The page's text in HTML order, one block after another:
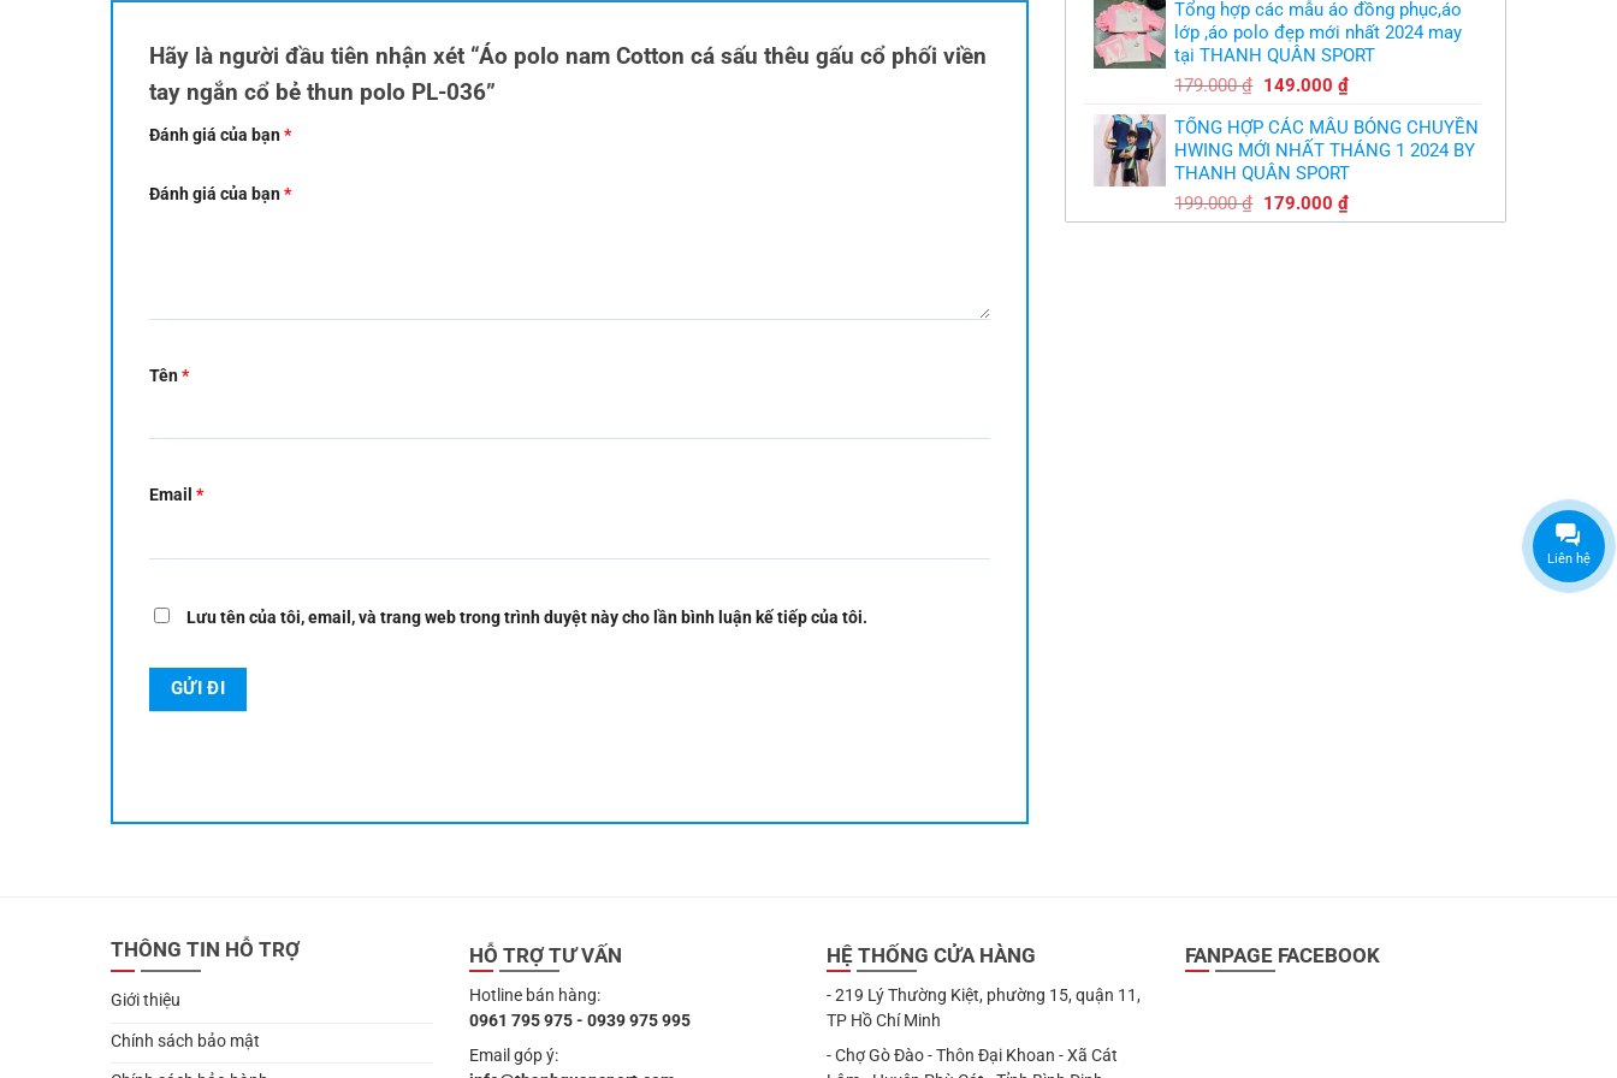
Hãy là người đầu tiên nhận xét “Áo polo nam Cotton cá sấu thêu gấu cổ phối viền
tay ngắn cổ bẻ thun polo PL-036”
Đánh giá của bạn*
Đánh giá của bạn*
Tên*
Email *
Lưu tên của tôi, email, và trang web trong trình duyệt này cho lần bình luận kế tiếp của tôi.
là:
179.000 ₫.
tại
là:
149.000 ₫.
Tổng hợp các mẫu áo đồng phục,áo
lớp ,áo polo đẹp mới nhất 2024 may
tại THANH QUÂN SPORT
179.000₫ Giá
là:
179.000 ₫.
149.000 ₫Giá
tại
là:
TỔNG HỢP CÁC MẪU BÓNG CHUYỀN
HWING MỚI NHẤT THÁNG 1 2024 BY
THANH QUÂN SPORT
199.000₫ Giá
gốc
179.000 ₫Giá
hiện
THÔNG TIN HỖ TRỢ
Giới thiệu
Chính sách bảo mật
HỖ TRỢ TƯ VẤN
Hotline bán hàng:
0961 795 975 - 0939 975 995
Email góp ý:
HỆ THỐNG CỬA HÀNG
- 219 Lý Thường Kiệt, phường 15, quận 11,
TP Hồ Chí Minh
- Chợ Gò Đào - Thôn Đại Khoan - Xã Cát
FANPAGE FACEBOOK
Liên hệ